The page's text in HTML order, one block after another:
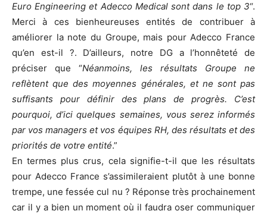
Euro Engineering et Adecco Medical sont dans le top 3“.
Merci à ces bienheureuses entités de contribuer à
améliorer la note du Groupe, mais pour Adecco France
qu’en est-il ?. D’ailleurs, notre DG a l’honnêteté de
préciser que “Néanmoins, les résultats Groupe ne
reflètent que des moyennes générales, et ne sont pas
suffisants pour définir des plans de progrès. C’est
pourquoi, d’ici quelques semaines, vous serez informés
par vos managers et vos équipes RH, des résultats et des
priorités de votre entité.”
En termes plus crus, cela signifie-t-il que les résultats
pour Adecco France s’assimileraient plutôt à une bonne
trempe, une fessée cul nu ? Réponse très prochainement
car il y a bien un moment où il faudra oser communiquer